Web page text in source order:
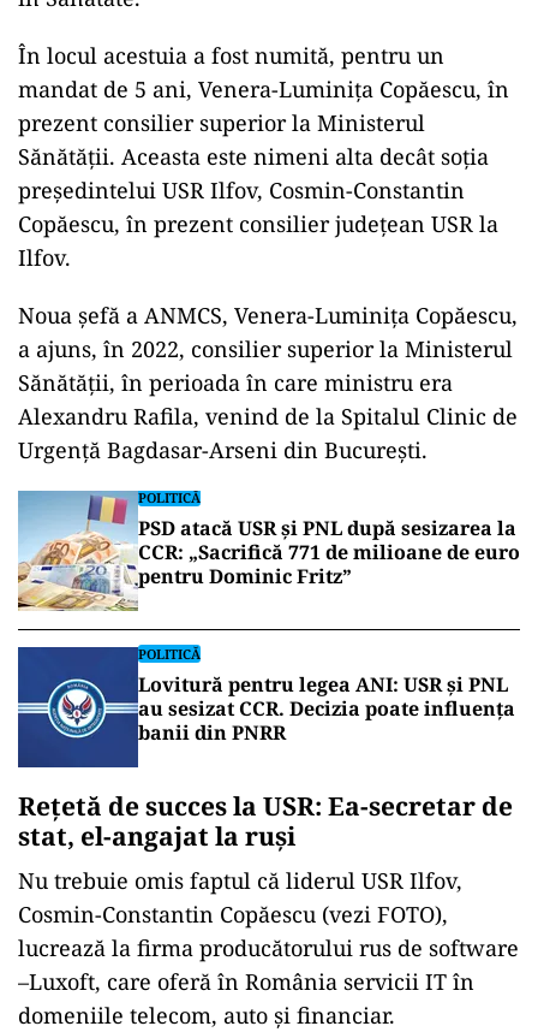
ad
În locul acestuia a fost numită, pentru un
mandat de 5 ani, Venera-Luminița Copăescu, în
Sănătății. Aceasta este nimeni alta decât soția
președintelui USR Ilfov, Cosmin-Constantin
Copăescu, în prezent consilier județean USR la
Ilfov.
Noua șefă a ANMCS, Venera-Luminița Copăescu,
a ajuns, în 2022, consilier superior la Ministerul
Sănătății, în perioada în care ministru era
Alexandru Rafila, venind de la Spitalul Clinic de
Urgență Bagdasar-Arseni din București.
POLITICĂ
PSD atacă USR și PNL după sesizarea la
CCR: „Sacrifică 771 de milioane de euro
pentru Dominic Fritz”
POLITICĂ